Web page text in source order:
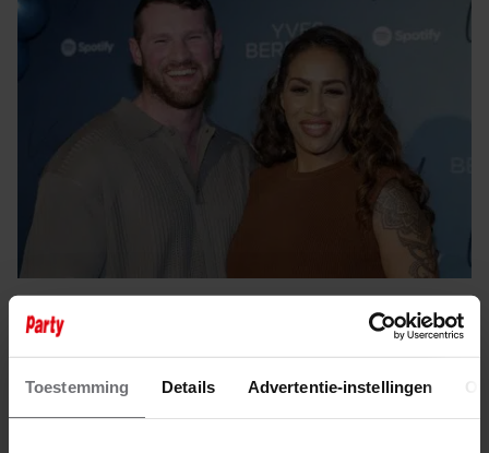
Toestemming Details Advertentie-instellingen
GLENNIS GRACE EN VRIEND
EDDY COMBINEREN SPORT EN
ROMANTIEK